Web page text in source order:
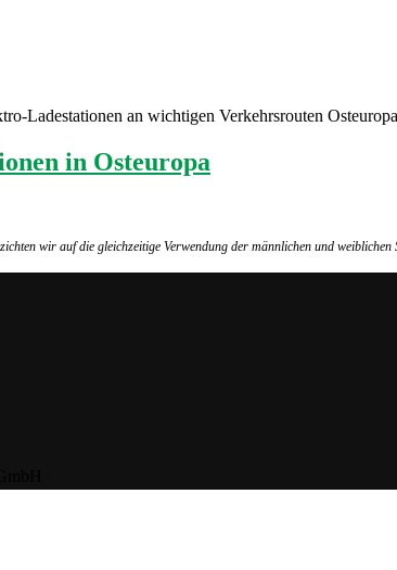
Ladestationen an wichtigen Verkehrsrouten
in Osteuropa
wir auf die gleichzeitige Verwendung der männlichen und